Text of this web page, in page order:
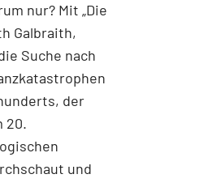
nur? Mit „Die
Galbraith,
Suche nach
der
20.
und